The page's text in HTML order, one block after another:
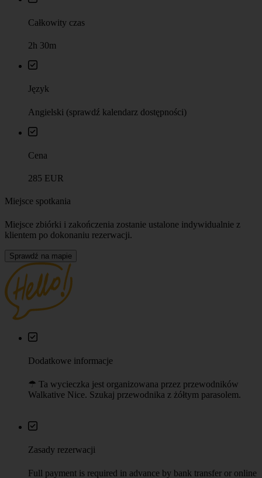
Całkowity czas
2h 30m
Język
Angielski (sprawdź kalendarz dostępności)
Cena
285 EUR
Miejsce spotkania
Miejsce zbiórki i zakończenia zostanie ustalone indywidualnie z
klientem po dokonaniu rezerwacji.
Sprawdź na mapie
Dodatkowe informacje
☂︎ Ta wycieczka jest organizowana przez przewodników
Walkative Nice. Szukaj przewodnika z żółtym parasolem.
Zasady rezerwacji
Full payment is required in advance by bank transfer or online